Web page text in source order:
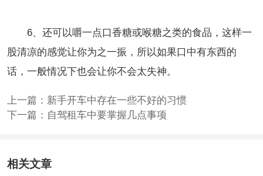
6、还可以嚼一点口香糖或喉糖之类的食品，这样一
股清凉的感觉让你为之一振，所以如果口中有东西的
话，一般情况下也会让你不会太失神。
上一篇： 新手开车中存在一些不好的习惯
下一篇： 自驾租车中要掌握几点事项
相关文章